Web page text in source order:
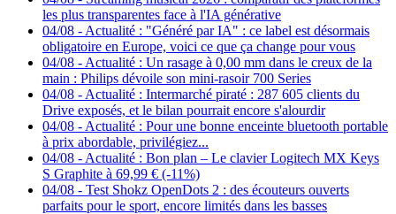
les plus transparentes face à l'IA générative
04/08 - Actualité : "Généré par IA" : ce label est désormais
obligatoire en Europe, voici ce que ça change pour vous
04/08 - Actualité : Un rasage à 0,00 mm dans le creux de la
main : Philips dévoile son mini-rasoir 700 Series
04/08 - Actualité : Intermarché piraté : 287 605 clients du
Drive exposés, et le bilan pourrait encore s'alourdir
04/08 - Actualité : Pour une bonne enceinte bluetooth portable
à prix abordable, privilégiez...
04/08 - Actualité : Bon plan – Le clavier Logitech MX Keys
S Graphite à 69,99 € (-11%)
04/08 - Test Shokz OpenDots 2 : des écouteurs ouverts
parfaits pour le sport, encore limités dans les basses